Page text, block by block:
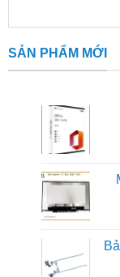
SẢN PHẨM MỚI